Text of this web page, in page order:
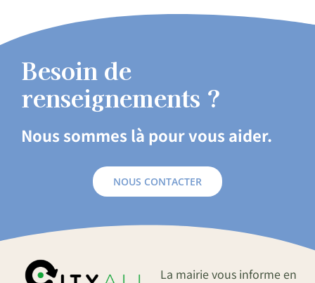
Besoin de
renseignements ?
Nous sommes là pour vous aider.
NOUS CONTACTER
La mairie vous informe en